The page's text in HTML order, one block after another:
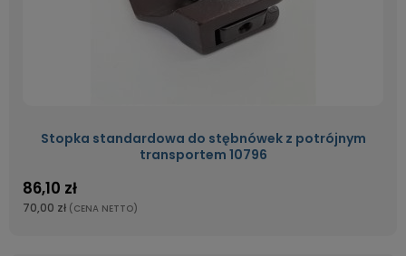
Stopka standardowa do stębnówek z potrójnym
transportem 10796
86,10 zł
70,00 zł (CENA NETTO)